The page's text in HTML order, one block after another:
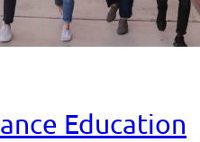
Education